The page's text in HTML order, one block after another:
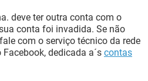
deve ter outra conta com o
conta foi invadida. Se não
com o serviço técnico da rede
dedicada a´s contas